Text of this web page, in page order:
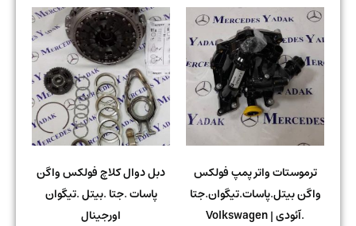
ترموستات واتر پمپ فولکس
واگن بیتل.پاسات.تیگوان.جتا
.آئودی | Volkswagen
دبل دوال کلاچ فولکس واگن
پاسات .جتا .بیتل .تیگوان
اورجینال